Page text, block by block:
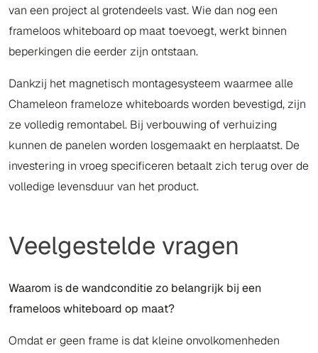
van een project al grotendeels vast. Wie dan nog een
frameloos whiteboard op maat toevoegt, werkt binnen
beperkingen die eerder zijn ontstaan.
Dankzij het magnetisch montagesysteem waarmee alle
Chameleon frameloze whiteboards worden bevestigd, zijn
ze volledig remontabel. Bij verbouwing of verhuizing
kunnen de panelen worden losgemaakt en herplaatst. De
investering in vroeg specificeren betaalt zich terug over de
volledige levensduur van het product.
Veelgestelde vragen
Waarom is de wandconditie zo belangrijk bij een
frameloos whiteboard op maat?
Omdat er geen frame is dat kleine onvolkomenheden